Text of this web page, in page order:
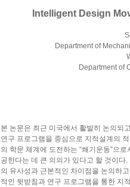
Intelligent Design
Department of
Department of
본 논문은 최근 미국에서 활발히 논의되
연구 프로그램을 중심으로 지적설계의
의 학문 체계에 도전하는 “쐐기운동”으
공한다는 데 큰 의의가 있다고 할 것이
의 유사성과 근본적인 차이점을 논의하
적인 뒷받침과 연구 프로그램을 통한 지